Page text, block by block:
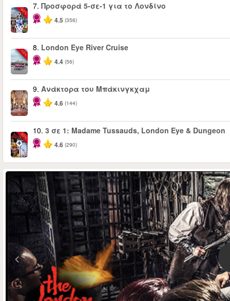
-60%
7. Προσφορά 5-σε-1 για το Λονδίνο
4.5 (356)
-10%
8. London Eye River Cruise
4.4 (56)
9. Ανάκτορα του Μπάκινγκχαμ
4.6 (144)
-30%
10. 3 σε 1: Madame Tussauds, London Eye & Dungeon
4.6 (290)